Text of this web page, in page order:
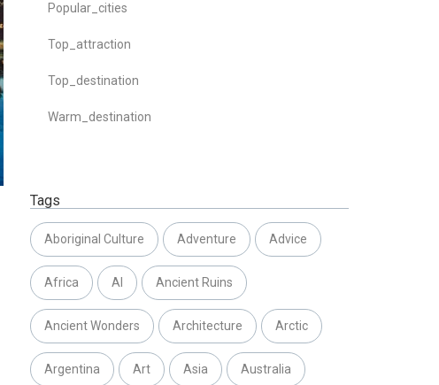
Popular_cities
Top_attraction
Top_destination
Warm_destination
Tags
Aboriginal Culture Adventure Advice
Africa AI Ancient Ruins
Ancient Wonders Architecture Arctic
Argentina Art Asia Australia